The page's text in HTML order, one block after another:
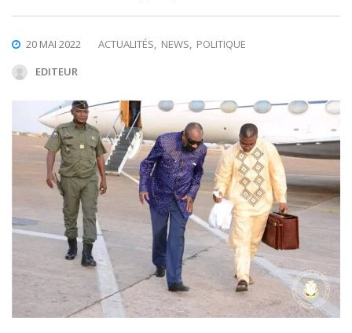
20 MAI 2022 ACTUALITÉS, NEWS, POLITIQUE
EDITEUR